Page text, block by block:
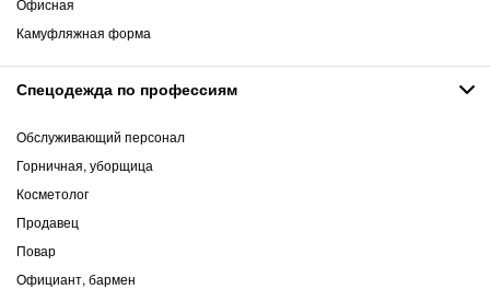
Офисная
Камуфляжная форма
Спецодежда по профессиям
Обслуживающий персонал
Горничная, уборщица
Косметолог
Продавец
Повар
Официант, бармен